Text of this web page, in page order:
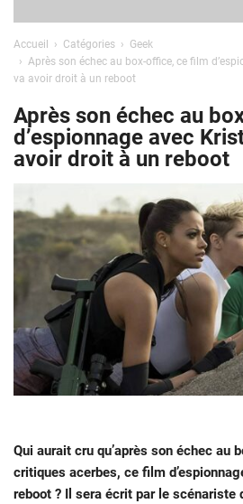
Accueil Catégories
Geek
Après son échec au box-office, ce film
va avoir droit à un reboot
Après son échec au
d’espionnage avec
avoir droit à un reboot
Qui aurait cru qu’après son échec au
critiques acerbes, ce film
reboot ? Il sera écrit par le scénariste